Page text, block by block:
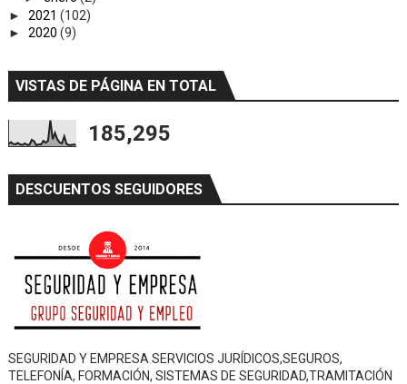
► 2021 (102)
► 2020 (9)
VISTAS DE PÁGINA EN TOTAL
185,295
DESCUENTOS SEGUIDORES
SEGURIDAD Y EMPRESA SERVICIOS JURÍDICOS,SEGUROS,
TELEFONÍA, FORMACIÓN, SISTEMAS DE SEGURIDAD,TRAMITACIÓN